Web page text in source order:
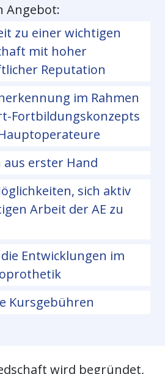
Angebot:
zu einer wichtigen
mit hoher
Reputation
im Rahmen
Fortbildungskonzepts
erster Hand
sich aktiv
Arbeit der AE zu
Entwicklungen im
Kursgebühren
wird begründet,